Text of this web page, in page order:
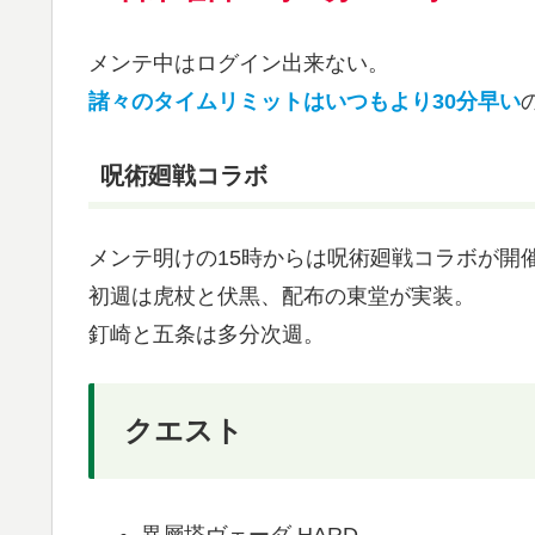
メンテ中はログイン出来ない。
諸々のタイムリミットはいつもより30分早い
呪術廻戦コラボ
メンテ明けの15時からは呪術廻戦コラボが開催
初週は虎杖と伏黒、配布の東堂が実装。
釘崎と五条は多分次週。
クエスト